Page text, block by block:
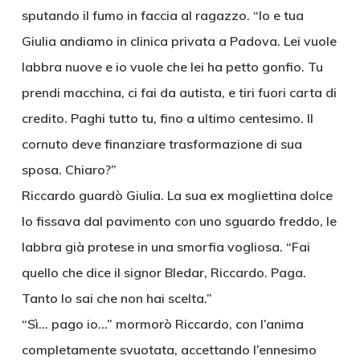
sputando il fumo in faccia al ragazzo. “Io e tua
Giulia andiamo in clinica privata a Padova. Lei vuole
labbra nuove e io vuole che lei ha petto gonfio. Tu
prendi macchina, ci fai da autista, e tiri fuori carta di
credito. Paghi tutto tu, fino a ultimo centesimo. Il
cornuto deve finanziare trasformazione di sua
sposa. Chiaro?”
Riccardo guardò Giulia. La sua ex mogliettina dolce
lo fissava dal pavimento con uno sguardo freddo, le
labbra già protese in una smorfia vogliosa. “Fai
quello che dice il signor Bledar, Riccardo. Paga.
Tanto lo sai che non hai scelta.”
“Sì… pago io…” mormorò Riccardo, con l’anima
completamente svuotata, accettando l’ennesimo